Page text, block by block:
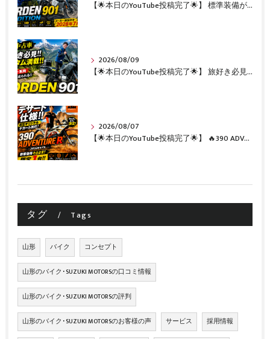
【🌟本日のYouTube投稿完了🌟】 標準装備が凄い!!1オーナー・無転倒の極上中古車🔥 「NORDEN 901 EXPEDITION」が入荷いたしました✨ 【Husqvarna Motorcycles山形】
2026/08/09
【🌟本日のYouTube投稿完了🌟】 旅好き必見🔥!!カスタム満載の極上中古車！ 「NORDEN 901」が入荷いたしました✨【Husqvarna Motorcycles山形】
2026/08/07
【🌟本日のYouTube投稿完了🌟】 🔥390 ADVENTURE R × KTM山形 オリジナルデカール仕様誕生🔥
タグ Tags
山形 バイク コンセプト
山形のバイク･SUZUKI MOTORSの口コミ情報
山形のバイク･SUZUKI MOTORSの評判
山形のバイク･SUZUKI MOTORSのお客様の声 サービス 採用情報